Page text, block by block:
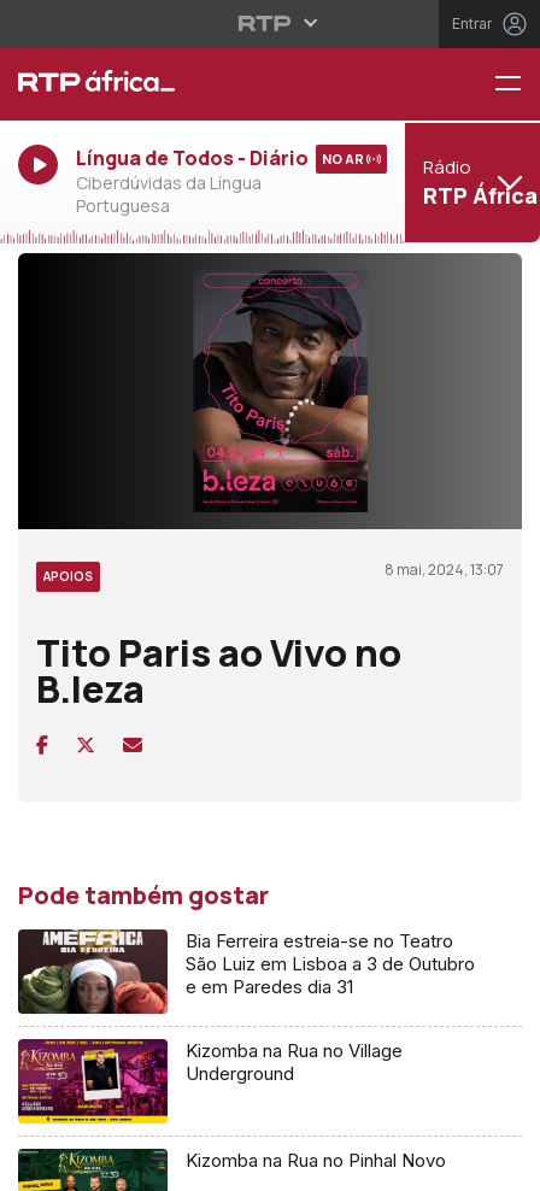
Entrar
Língua de Todos - Diário
Ciberdúvidas da Língua
Portuguesa
NO AR Rádio
RTP África
APOIOS 8 mai, 2024, 13:07
Tito Paris ao Vivo no
B.leza
Pode também gostar
Bia Ferreira estreia-se no Teatro
São Luiz em Lisboa a 3 de Outubro
e em Paredes dia 31
Kizomba na Rua no Village
Underground
Kizomba na Rua no Pinhal Novo